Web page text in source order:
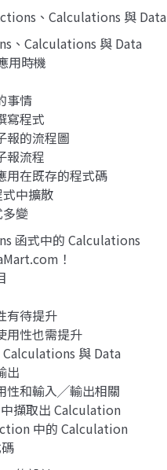
、Calculations 與 Data
、Calculations 與 Data
用時機
事情
寫程式
報的流程圖
報流程
用在既存的程式碼
中擴散
變
函式中的 Calculations
！
有待提升
用性也需提升
與 Data
出
性和輸入╱輸出相關
擷取出 Calculation
中的 Calculation